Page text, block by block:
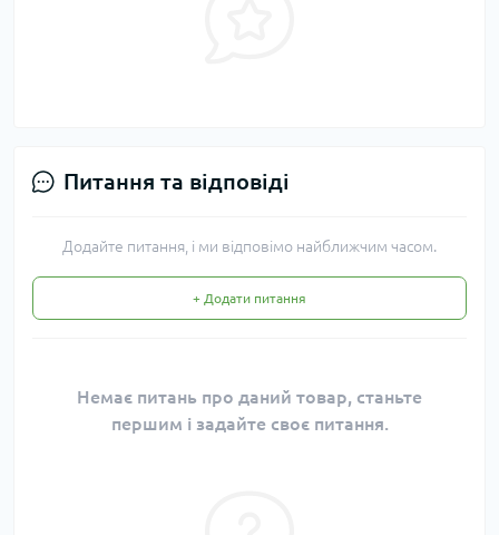
Питання та відповіді
Додайте питання, і ми відповімо найближчим часом.
+ Додати питання
Немає питань про даний товар, станьте
першим і задайте своє питання.